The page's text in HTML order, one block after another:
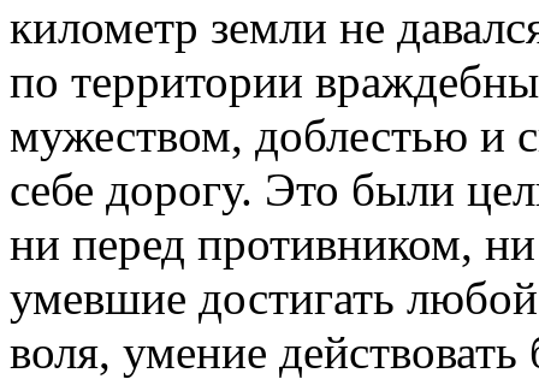
километр земли не
по территории
мужеством, доблестью и
себе дорогу. Это были
ни перед противником,
умевшие достигать
воля, умение